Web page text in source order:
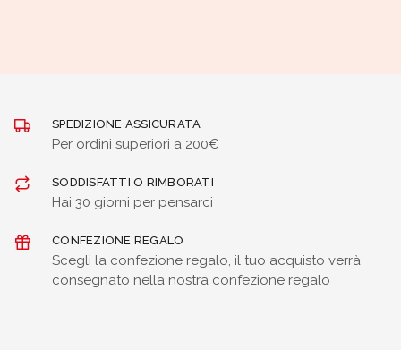
SPEDIZIONE ASSICURATA
Per ordini superiori a 200€
SODDISFATTI O RIMBORATI
Hai 30 giorni per pensarci
CONFEZIONE REGALO
Scegli la confezione regalo, il tuo acquisto verrà
consegnato nella nostra confezione regalo